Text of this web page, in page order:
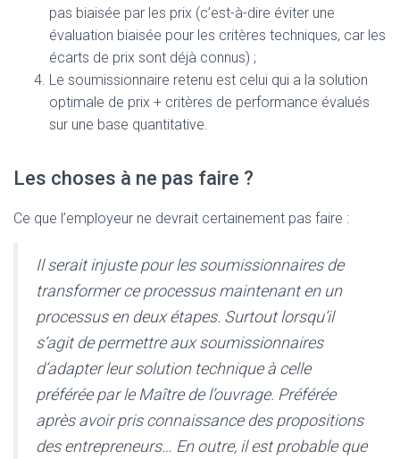
pas biaisée par les prix (c’est-à-dire éviter une
évaluation biaisée pour les critères techniques, car les
écarts de prix sont déjà connus) ;
Le soumissionnaire retenu est celui qui a la solution
optimale de prix + critères de performance évalués
sur une base quantitative.
Les choses à ne pas faire ?
Ce que l’employeur ne devrait certainement pas faire :
Il serait injuste pour les soumissionnaires de
transformer ce processus maintenant en un
processus en deux étapes. Surtout lorsqu’il
s’agit de permettre aux soumissionnaires
d’adapter leur solution technique à celle
préférée par le Maître de l’ouvrage. Préférée
après avoir pris connaissance des propositions
des entrepreneurs… En outre, il est probable que